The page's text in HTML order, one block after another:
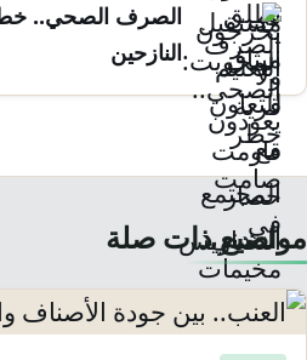
الصرف الصحي..
النازحين
مواضيع ذات صلة